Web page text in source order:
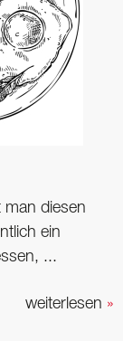
diesen
ein
...
weiterlesen »